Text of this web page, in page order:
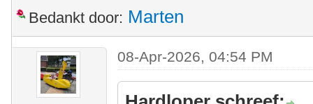
Bedankt door: Marten
08-Apr-2026, 04:54 PM